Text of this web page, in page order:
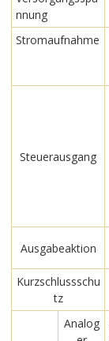
nnung
Stromaufnahme
Steuerausgang
Ausgabeaktion
Kurzschlussschu
tz
Analog